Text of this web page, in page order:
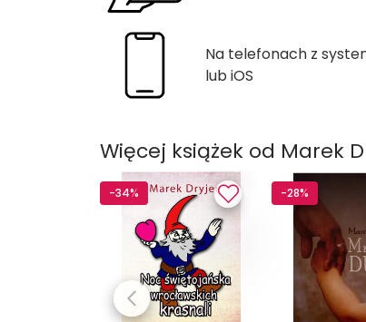
Na telefonach z
lub iOS
Więcej książek od Marek
-34% -28%